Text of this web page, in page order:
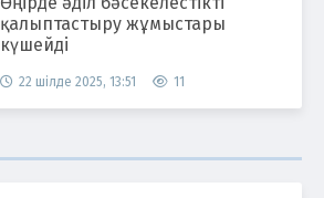
қалыптастыру жұмыстары
күшейді
22 шілде 2025, 13:51 11